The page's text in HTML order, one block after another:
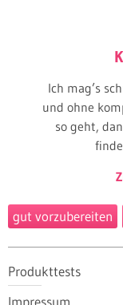
Ich mag’s
und ohne
so geht,
gut vorzubereiten
Produkttests
Impressum